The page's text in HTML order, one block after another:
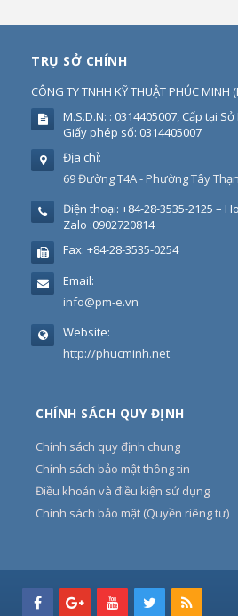
TRỤ SỞ CHÍNH
CÔNG TY TNHH KỸ THUẬT PHÚC MINH (
M.S.D.N: : 0314405007, Cấp tại
Giấy phép số: 0314405007
Địa chỉ:
69 Đường T4A - Phường Tây
Điện thoại: +84-28-3535-2125 –
Zalo :0902720814
Fax: +84-28-3535-0254
Email:
info@pm-e.vn
Website:
http://phucminh.net
CHÍNH SÁCH QUY ĐỊNH
Chính sách quy định chung
Chính sách bảo mật thông tin
Điều khoản và điều kiện sử dụng
Chính sách bảo mật (Quyền riêng tư)